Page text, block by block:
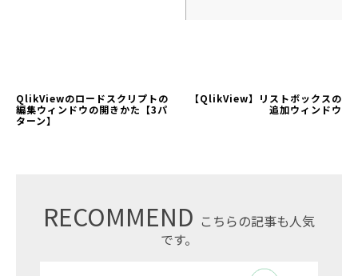
QlikViewのロードスクリプトの
編集ウィンドウの開きかた【3パ
ターン】
【QlikView】リストボックスの
追加ウィンドウ
RECOMMEND こちらの記事も人気
です。